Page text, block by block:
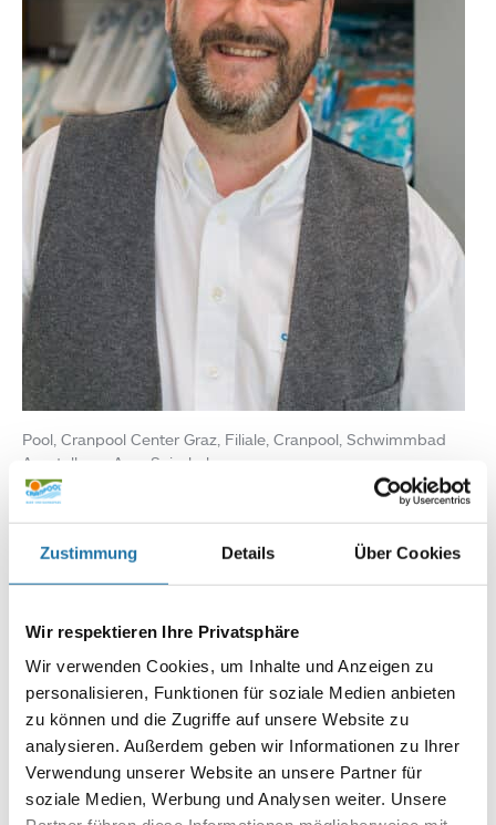
Zustimmung Details Über Cookies
Wir respektieren Ihre Privatsphäre
Wir verwenden Cookies, um Inhalte und Anzeigen zu
personalisieren, Funktionen für soziale Medien anbieten
zu können und die Zugriffe auf unsere Website zu
analysieren. Außerdem geben wir Informationen zu Ihrer
Verwendung unserer Website an unsere Partner für
soziale Medien, Werbung und Analysen weiter. Unsere
Pool, Cranpool Center Graz, Filiale, Cranpool, Schwimmbad
Ausstellung, Arno Saischek
Infoline:
DE: 089 / 451 08 93
Autor:
Christian Haas